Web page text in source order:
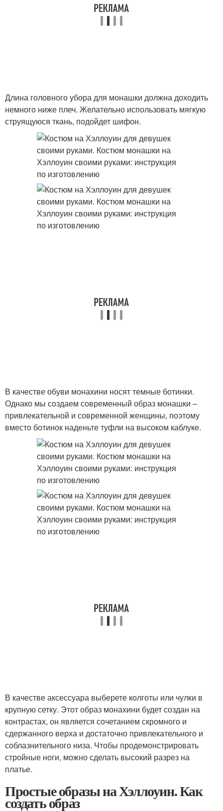
Длина головного убора для монашки должна доходить
немного ниже плеч. Желательно использовать мягкую
струящуюся ткань, подойдет шифон.
В качестве обуви монахини носят темные ботинки.
Однако мы создаем современный образ монашки –
привлекательной и современной женщины, поэтому
вместо ботинок наденьте туфли на высоком каблуке.
В качестве аксессуара выберете колготы или чулки в
крупную сетку. Этот образ монахини будет создан на
контрастах, он является сочетанием скромного и
сдержанного верха и достаточно привлекательного и
соблазнительного низа. Чтобы продемонстрировать
стройные ноги, можно сделать высокий разрез на
платье.
Простые образы на Хэллоуин. Как
создать образ